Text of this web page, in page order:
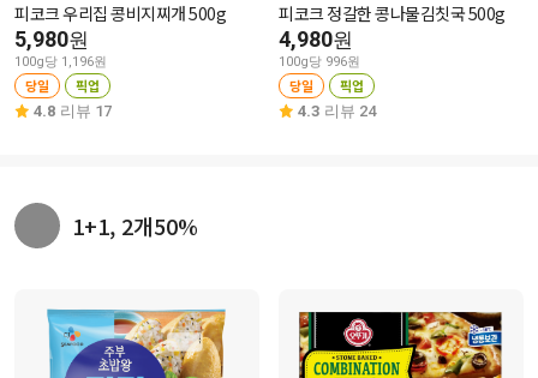
피코크 우리집 콩비지찌개 500g
5,980원
100g당 1,196원
당일 픽업
4.8 리뷰 17
피코크 정갈한 콩나물김칫국 500g
4,980원
100g당 996원
당일 픽업
4.3 리뷰 24
1+1, 2개50%